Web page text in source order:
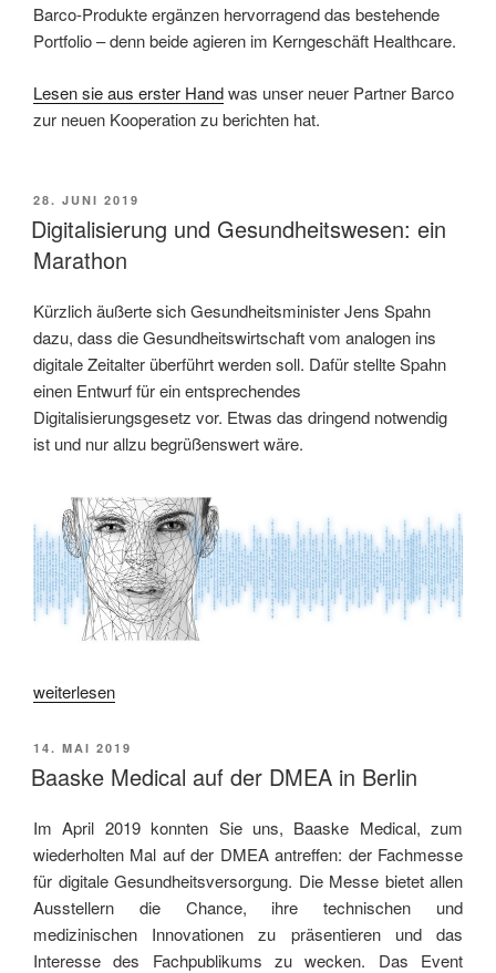
Barco-Produkte ergänzen hervorragend das bestehende
Portfolio – denn beide agieren im Kerngeschäft Healthcare.
Lesen sie aus erster Handwas unser neuer Partner Barco
zur neuen Kooperation zu berichten hat.
VERÖFFENTLICHT
AM
28. JUNI 2019
Digitalisierung und Gesundheitswesen: ein
Marathon
Kürzlich äußerte sich Gesundheitsminister Jens Spahn
dazu, dass die Gesundheitswirtschaft vom analogen ins
digitale Zeitalter überführt werden soll. Dafür stellte Spahn
einen Entwurf für ein entsprechendes
Digitalisierungsgesetz vor. Etwas das dringend notwendig
ist und nur allzu begrüßenswert wäre.
„Digitalisierung
Gesundheitswesen:
ein
weiterlesen
VERÖFFENTLICHT
AM
14. MAI 2019
Baaske Medical auf der DMEA in Berlin
Im April 2019 konnten Sie uns, Baaske Medical, zum
wiederholten Mal auf der DMEA antreffen: der Fachmesse
für digitale Gesundheitsversorgung. Die Messe bietet allen
Ausstellern die Chance, ihre technischen und
medizinischen Innovationen zu präsentieren und das
Interesse des Fachpublikums zu wecken. Das Event